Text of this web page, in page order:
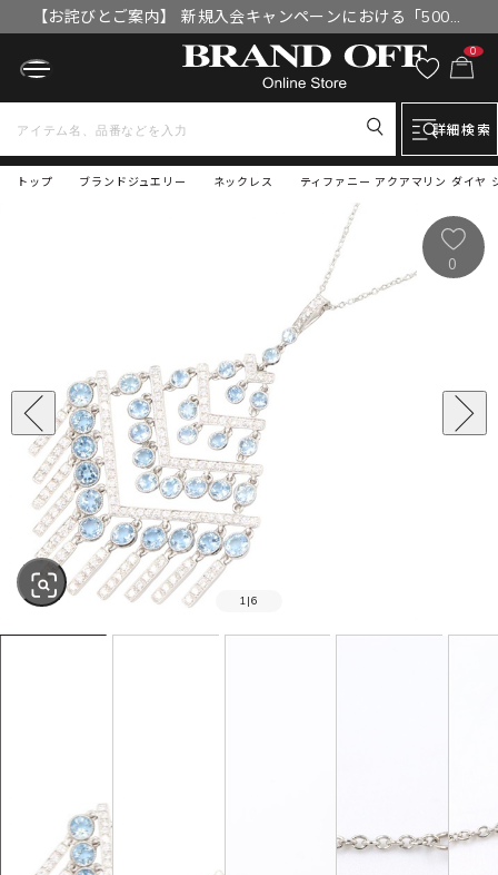
【お詫びとご案内】 新規入会キャンペーンにおける「500円
OFFクーポン」付与漏れと補填について
0
詳細検索
トップ ティファニー アクアマリン ダイヤ
ブランドジュエリー ネックレス
1 |6
0